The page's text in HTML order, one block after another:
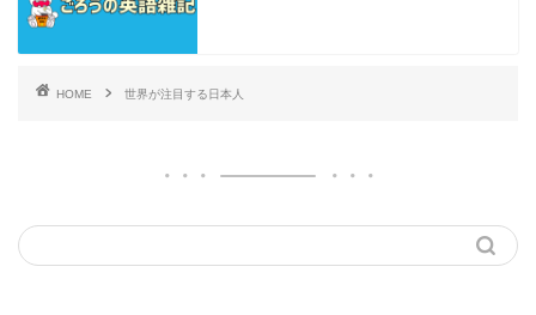
HOME 世界が注目する日本人